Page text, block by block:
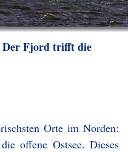
Der Fjord trifft die
Orte im Norden:
offene Ostsee. Dieses